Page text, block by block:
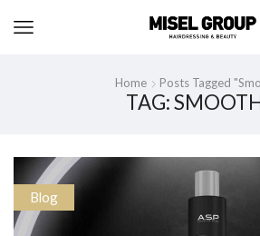
Home Posts Tagged
TAG:
Blog